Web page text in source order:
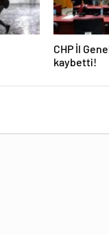
CHP İl
kaybetti!